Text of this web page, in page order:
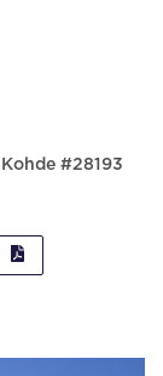
Kohde #28193